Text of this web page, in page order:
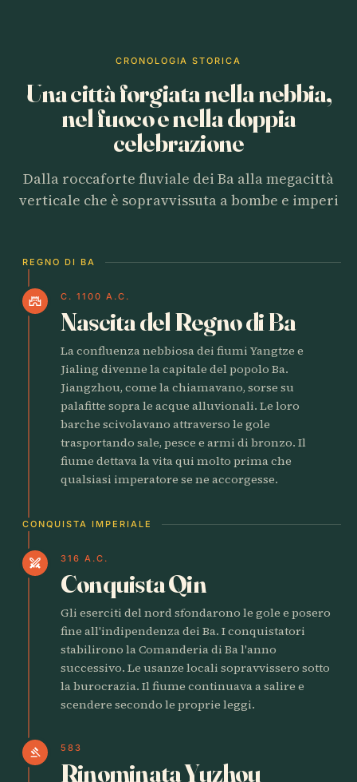
CRONOLOGIA STORICA
Una città forgiata nella nebbia,
nel fuoco e nella doppia
celebrazione
Dalla roccaforte fluviale dei Ba alla megacittà
verticale che è sopravvissuta a bombe e imperi
REGNO DI BA
castle C. 1100 A.C.
Nascita del Regno di Ba
La confluenza nebbiosa dei fiumi Yangtze e
Jialing divenne la capitale del popolo Ba.
Jiangzhou, come la chiamavano, sorse su
palafitte sopra le acque alluvionali. Le loro
barche scivolavano attraverso le gole
trasportando sale, pesce e armi di bronzo. Il
fiume dettava la vita qui molto prima che
qualsiasi imperatore se ne accorgesse.
CONQUISTA IMPERIALE
swords 316 A.C.
Conquista Qin
Gli eserciti del nord sfondarono le gole e posero
fine all'indipendenza dei Ba. I conquistatori
stabilirono la Comanderia di Ba l'anno
successivo. Le usanze locali sopravvissero sotto
la burocrazia. Il fiume continuava a salire e
scendere secondo le proprie leggi.
gavel 583
Rinominata Yuzhou